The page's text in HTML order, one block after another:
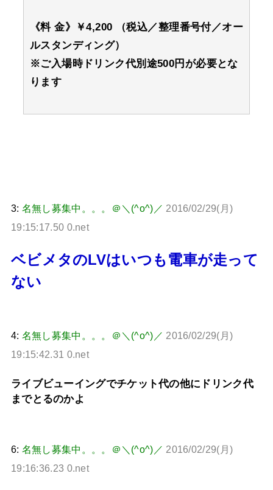
《料 金》￥4,200 （税込／整理番号付／オー
ルスタンディング）
※ご入場時ドリンク代別途500円が必要とな
ります
3: 名無し募集中。。。＠＼(^o^)／ 2016/02/29(月)
19:15:17.50 0.net
ベビメタのLVはいつも電車が走って
ない
4: 名無し募集中。。。＠＼(^o^)／ 2016/02/29(月)
19:15:42.31 0.net
ライブビューイングでチケット代の他にドリンク代
までとるのかよ
6: 名無し募集中。。。＠＼(^o^)／ 2016/02/29(月)
19:16:36.23 0.net